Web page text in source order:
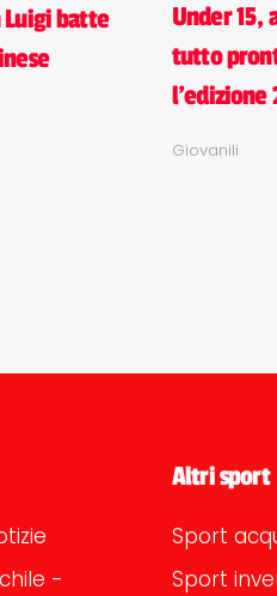
Luigi batte
Under 15,
tutto
l'edizione
Giovanili
-
Altri sport
Sport
Sport